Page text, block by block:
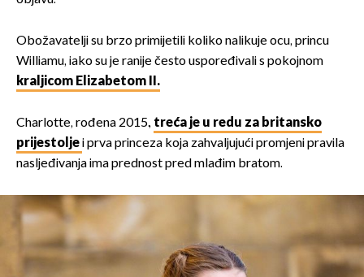
Obožavatelji su brzo primijetili koliko nalikuje ocu, princu
Williamu, iako su je ranije često uspoređivali s pokojnom
kraljicom Elizabetom II.
Charlotte, rođena 2015., treća je u redu za britansko
prijestoljei prva princeza koja zahvaljujući promjeni pravila
nasljeđivanja ima prednost pred mlađim bratom.